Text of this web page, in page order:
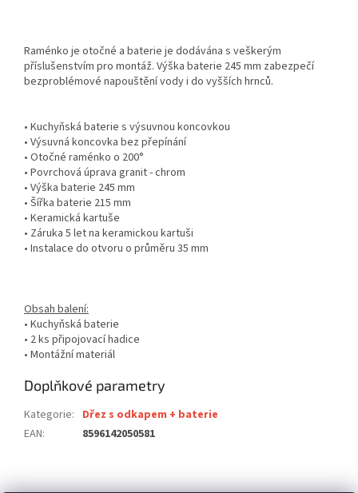
Raménko je otočné a baterie je dodávána s veškerým
příslušenstvím pro montáž. Výška baterie 245 mm zabezpečí
bezproblémové napouštění vody i do vyšších hrnců.
• Kuchyňská baterie s výsuvnou koncovkou
• Výsuvná koncovka bez přepínání
• Otočné raménko o 200°
• Povrchová úprava granit - chrom
• Výška baterie 245 mm
• Šířka baterie 215 mm
• Keramická kartuše
• Záruka 5 let na keramickou kartuši
• Instalace do otvoru o průměru 35 mm
Obsah balení:
• Kuchyňská baterie
• 2 ks připojovací hadice
• Montážní materiál
Doplňkové parametry
Kategorie: Dřez s odkapem + baterie
EAN: 8596142050581